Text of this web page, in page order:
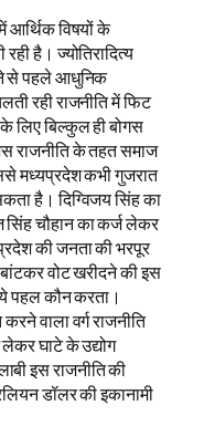
आर्थिक विषयों के
है। ज्योतिरादित्य
से पहले आधुनिक
रही राजनीति में फिट
लिए बिल्कुल ही बोगस
राजनीति के तहत समाज
मध्यप्रदेश कभी गुजरात
है। दिग्विजय सिंह का
सिंह चौहान का कर्ज लेकर
की जनता की भरपूर
वोट खरीदने की इस
पहल कौन करता।
वाला वर्ग राजनीति
घाटे के उद्योग
इस राजनीति की
डॉलर की इकानामी